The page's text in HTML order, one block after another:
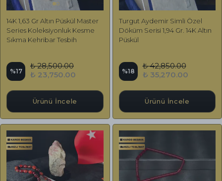
14K 1,63 Gr Altın Püskül Master
Series Koleksiyonluk Kesme
Sıkma Kehribar Tesbih
%17
₺ 28,500.00
₺ 23,750.00
Ürünü İncele
Turgut Aydemir Simli Özel
Döküm Serisi 1,94 Gr. 14K Altın
Püskül
%18
₺ 42,850.00
₺ 35,270.00
Ürünü İncele